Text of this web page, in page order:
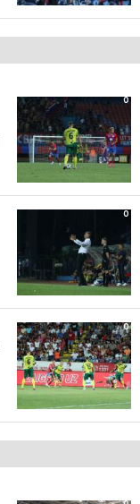
0
0
0